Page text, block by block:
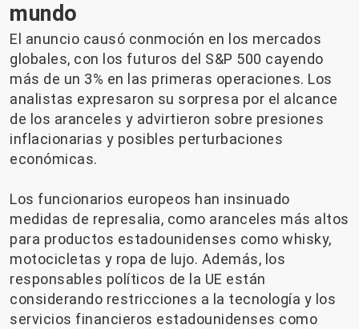
mundo
El anuncio causó conmoción en los mercados
globales, con los futuros del S&P 500 cayendo
más de un 3% en las primeras operaciones. Los
analistas expresaron su sorpresa por el alcance
de los aranceles y advirtieron sobre presiones
inflacionarias y posibles perturbaciones
económicas.
Los funcionarios europeos han insinuado
medidas de represalia, como aranceles más altos
para productos estadounidenses como whisky,
motocicletas y ropa de lujo. Además, los
responsables políticos de la UE están
considerando restricciones a la tecnología y los
servicios financieros estadounidenses como